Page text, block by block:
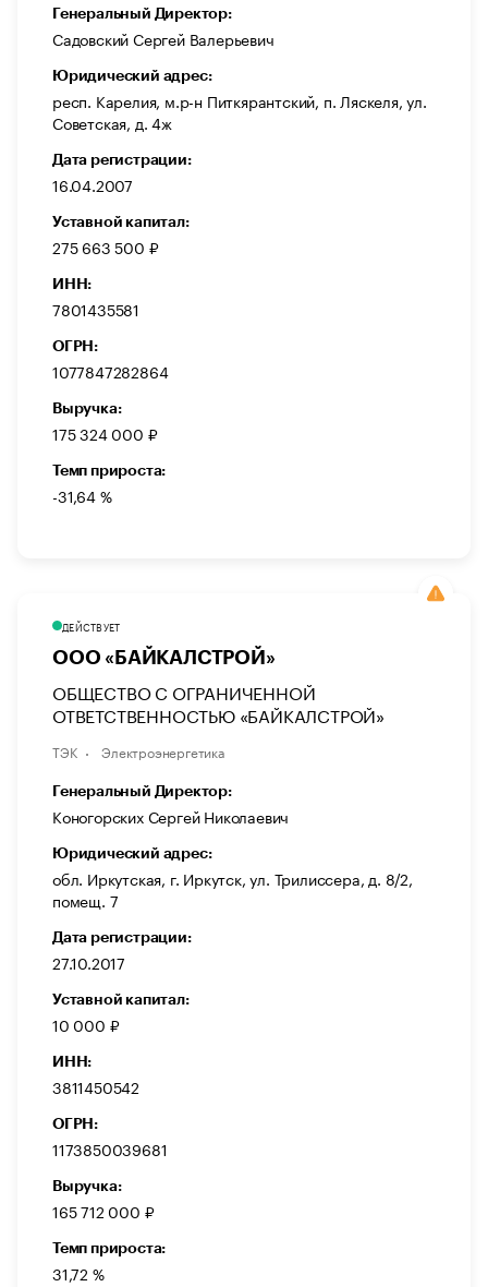
Генеральный Директор:
Садовский Сергей Валерьевич
Юридический адрес:
респ. Карелия, м.р-н Питкярантский, п. Ляскеля, ул.
Советская, д. 4ж
Дата регистрации:
16.04.2007
Уставной капитал:
275 663 500 ₽
ИНН:
7801435581
ОГРН:
1077847282864
Выручка:
175 324 000 ₽
Темп прироста:
-31,64 %
ДЕЙСТВУЕТ
ООО «БАЙКАЛСТРОЙ»
ОБЩЕСТВО С ОГРАНИЧЕННОЙ
ОТВЕТСТВЕННОСТЬЮ «БАЙКАЛСТРОЙ»
ТЭК Электроэнергетика
Генеральный Директор:
Коногорских Сергей Николаевич
Юридический адрес:
обл. Иркутская, г. Иркутск, ул. Трилиссера, д. 8/2,
помещ. 7
Дата регистрации:
27.10.2017
Уставной капитал:
10 000 ₽
ИНН:
3811450542
ОГРН:
1173850039681
Выручка:
165 712 000 ₽
Темп прироста:
31,72 %